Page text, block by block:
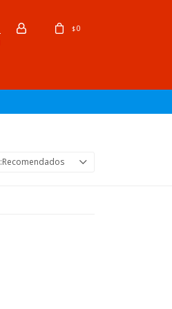
$0
Recomendados